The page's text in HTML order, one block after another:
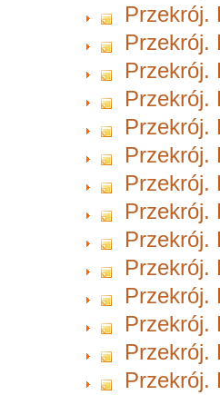
Przekrój.
Przekrój.
Przekrój.
Przekrój.
Przekrój.
Przekrój.
Przekrój.
Przekrój.
Przekrój.
Przekrój.
Przekrój.
Przekrój.
Przekrój.
Przekrój.